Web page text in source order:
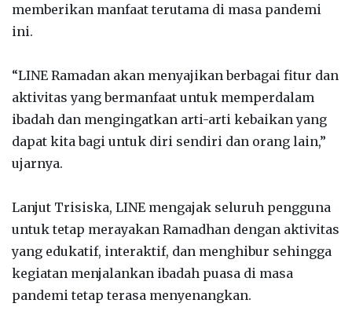
memberikan manfaat terutama di masa pandemi
ini.
“LINE Ramadan akan menyajikan berbagai fitur dan
aktivitas yang bermanfaat untuk memperdalam
ibadah dan mengingatkan arti-arti kebaikan yang
dapat kita bagi untuk diri sendiri dan orang lain,”
ujarnya.
Lanjut Trisiska, LINE mengajak seluruh pengguna
untuk tetap merayakan Ramadhan dengan aktivitas
yang edukatif, interaktif, dan menghibur sehingga
kegiatan menjalankan ibadah puasa di masa
pandemi tetap terasa menyenangkan.